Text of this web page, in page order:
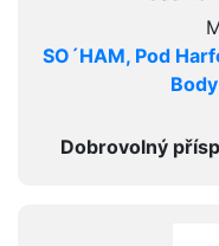
SO´HAM, Pod
Dobrovolný